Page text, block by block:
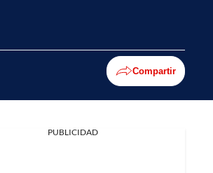
Compartir
PUBLICIDAD